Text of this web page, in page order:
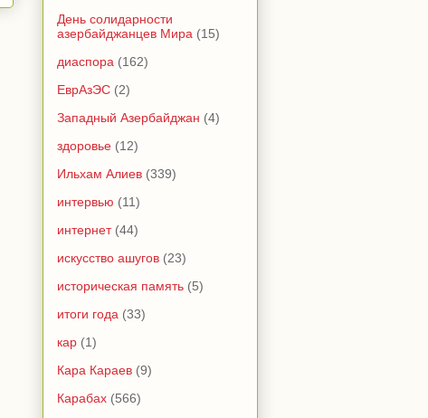
День солидарности
азербайджанцев Мира (15)
диаспора (162)
ЕврАзЭС (2)
Западный Азербайджан (4)
здоровье (12)
Ильхам Алиев (339)
интервью (11)
интернет (44)
искусство ашугов (23)
историческая память (5)
итоги года (33)
кар (1)
Кара Караев (9)
Карабах (566)